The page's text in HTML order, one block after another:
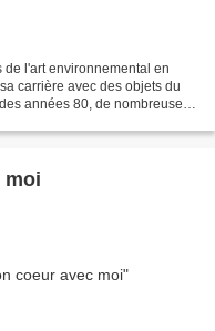
l'art environnemental en
carrière avec des objets du
années 80, de nombreuses
moi